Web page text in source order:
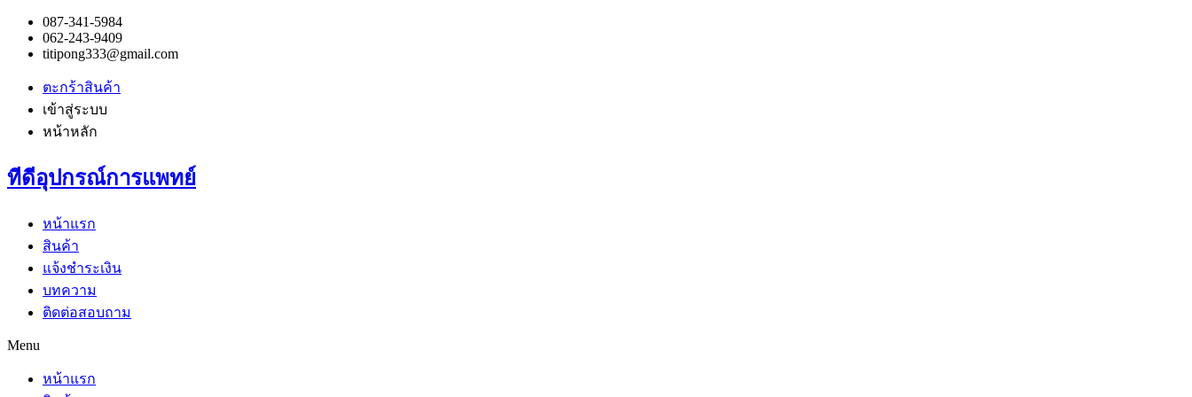
087-341-5984
062-243-9409
titipong333@gmail.com
ตะกร้าสินค้า
เข้าสู่ระบบ
หน้าหลัก
ทีดีอุปกรณ์การแพทย์
หน้าแรก
สินค้า
แจ้งชำระเงิน
บทความ
ติดต่อสอบถาม
Menu
หน้าแรก